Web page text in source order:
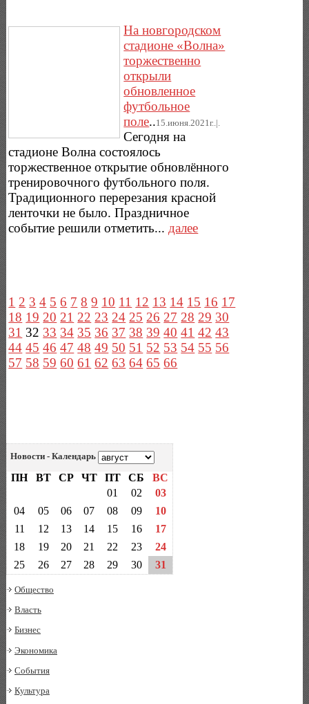
На новгородском
стадионе «Волна»
торжественно
открыли
обновленное
футбольное
поле..15.июня.2021г..|.
Сегодня на
стадионе Волна состоялось
торжественное открытие обновлённого
тренировочного футбольного поля.
Традиционного перерезания красной
ленточки не было. Праздничное
событие решили отметить...далее
1 2 3 4 5 6 7 8 9 10 11 12 13 14 15 16 17
18 19 20 21 22 23 24 25 26 27 28 29 30
31 32 33 34 35 36 37 38 39 40 41 42 43
44 45 46 47 48 49 50 51 52 53 54 55 56
57 58 59 60 61 62 63 64 65 66
Новости - Календарь
ПН ВТ СР ЧТ ПТ СБ
ВС
01
02
03
04
05 06 07 08 09
10
11
12 13 14 15 16
17
18
19 20 21 22 23
24
25
26 27 28 29 30 31
Общество
Власть
Бизнес
Экономика
События
Культура